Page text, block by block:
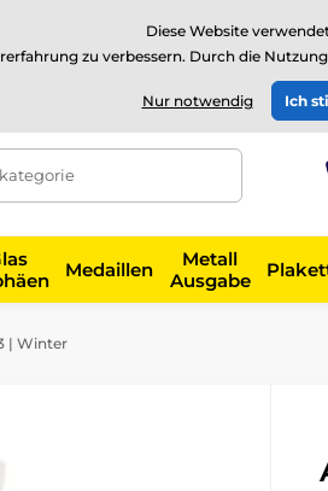
⭐Siehe 504 verifizierte
EUR
Medaillen
Metall
Ausgabe
| Winter
Diese Website
zu verbessern. Durch die
Nur notwendig Ich